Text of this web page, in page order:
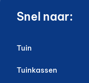
Snel naar:
Tuin
Tuinkassen